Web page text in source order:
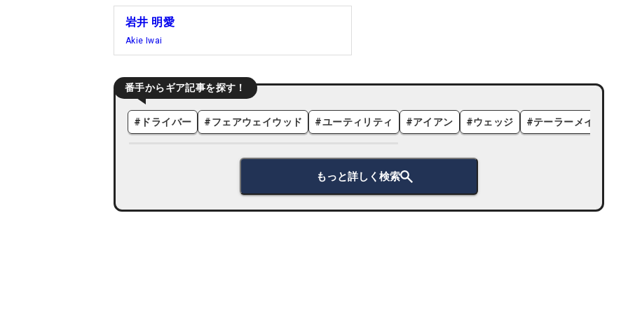
岩井 明愛
Akie Iwai
番手からギア記事を探す！
# ドライバー #フェアウェイウッド #ユーティリティ #アイアン #ウェッジ #テーラーメイド
もっと詳しく検索